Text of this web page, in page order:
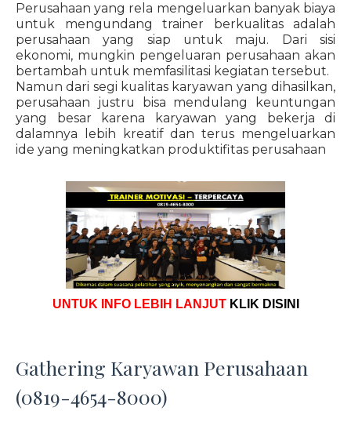
Perusahaan yang rela mengeluarkan banyak biaya
untuk mengundang trainer berkualitas adalah
perusahaan yang siap untuk maju. Dari sisi
ekonomi, mungkin pengeluaran perusahaan akan
bertambah untuk memfasilitasi kegiatan tersebut.
Namun dari segi kualitas karyawan yang dihasilkan,
perusahaan justru bisa mendulang keuntungan
yang besar karena karyawan yang bekerja di
dalamnya lebih kreatif dan terus mengeluarkan
ide yang meningkatkan produktifitas perusahaan
UNTUK INFO LEBIH LANJUT KLIK DISINI
Gathering Karyawan Perusahaan
(0819-4654-8000)